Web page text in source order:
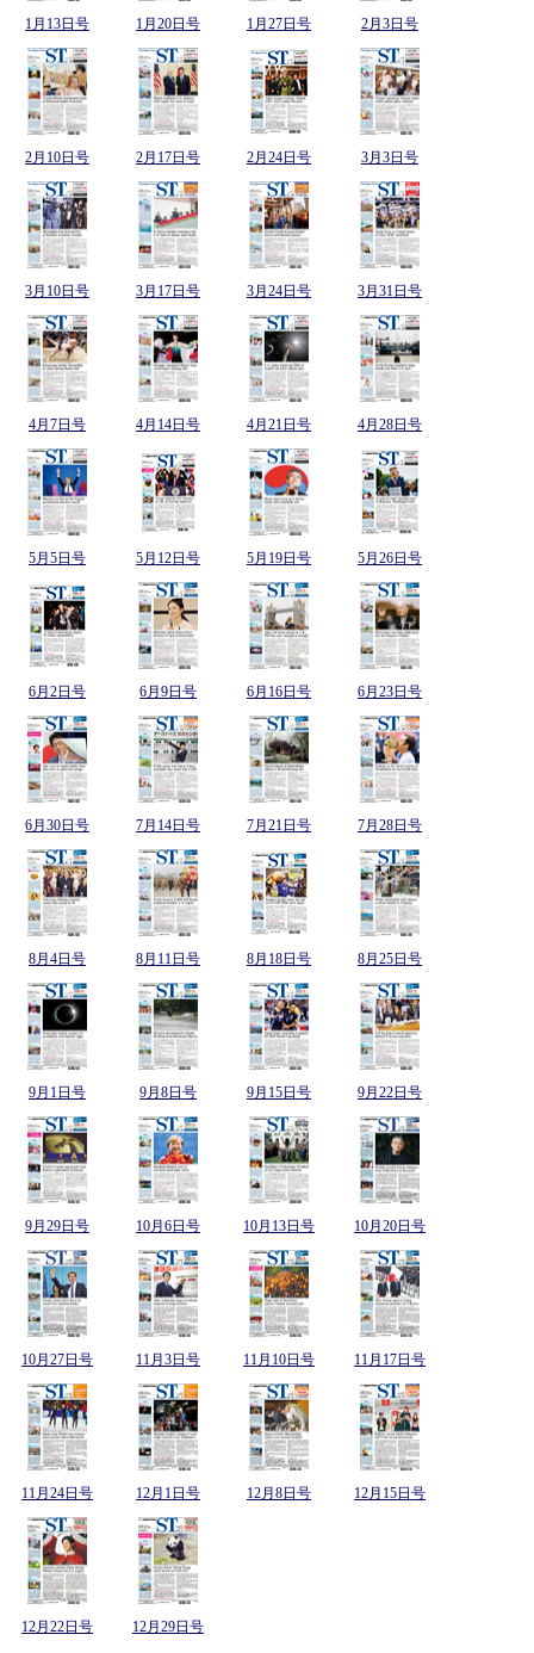
1月13日号 1月20日号 1月27日号 2月3日号
2月10日号 2月17日号 2月24日号 3月3日号
3月10日号 3月17日号 3月24日号 3月31日号
4月7日号 4月14日号 4月21日号 4月28日号
5月5日号 5月12日号 5月19日号 5月26日号
6月2日号 6月9日号 6月16日号 6月23日号
6月30日号 7月14日号 7月21日号 7月28日号
8月4日号 8月11日号 8月18日号 8月25日号
9月1日号 9月8日号 9月15日号 9月22日号
9月29日号 10月6日号 10月13日号 10月20日号
10月27日号 11月3日号 11月10日号 11月17日号
11月24日号 12月1日号 12月8日号 12月15日号
12月22日号 12月29日号